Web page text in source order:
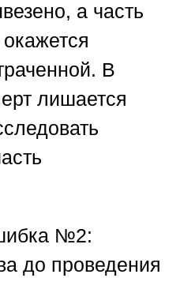
а часть
В
лишается
№2:
до проведения